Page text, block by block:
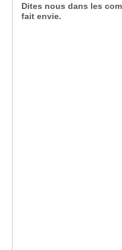
Dites nous dans les
fait envie.